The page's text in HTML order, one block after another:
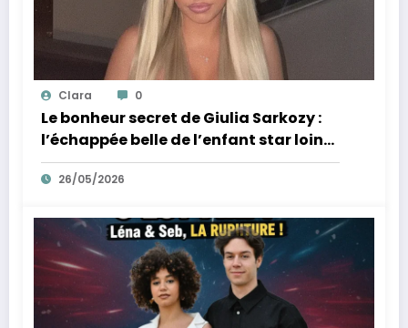
Clara 0
Le bonheur secret de Giulia Sarkozy :
l’échappée belle de l’enfant star loin
des tumultes familiaux.
26/05/2026